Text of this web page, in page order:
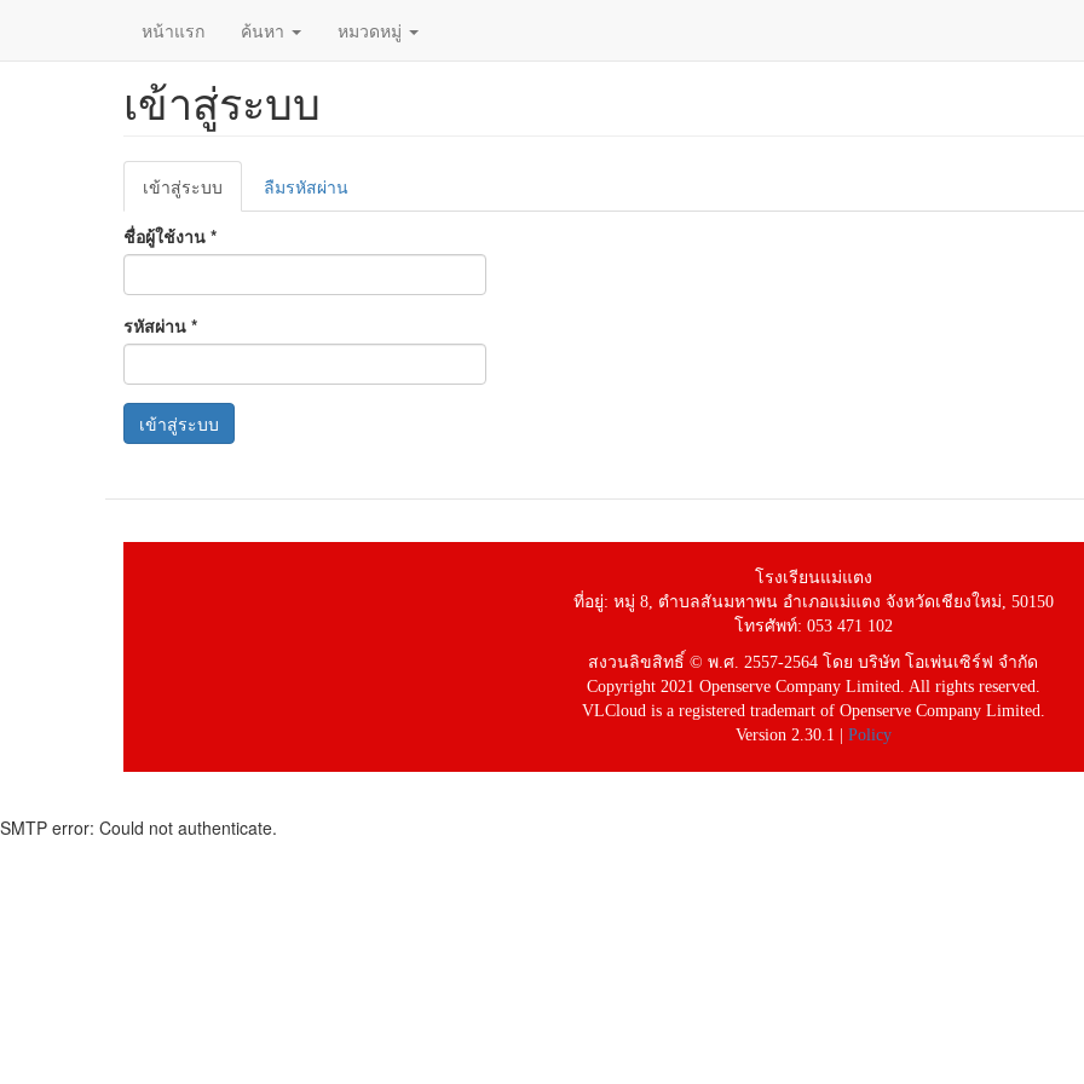
หน้าแรก ค้นหา หมวดหมู่
เข้าสู่ระบบ
Primary
tabs
เข้าสู่ระบบ
ปัจจุบัน)
ลืมรหัสผ่าน
ชื่อผู้ใช้งาน *
รหัสผ่าน *
เข้าสู่ระบบ
โรงเรียนแม่แตง
ที่อยู่: หมู่ 8, ตำบลสันมหาพน อำเภอแม่แตง จังหวัดเชียงใหม่, 50150
โทรศัพท์: 053 471 102
สงวนลิขสิทธิ์ © พ.ศ. 2557-2564 โดย บริษัท โอเพ่นเซิร์ฟ จำกัด
Copyright 2021 Openserve Company Limited. All rights reserved.
VLCloud is a registered trademart of Openserve Company Limited.
Version 2.30.1 | Policy
SMTP error: Could not authenticate.